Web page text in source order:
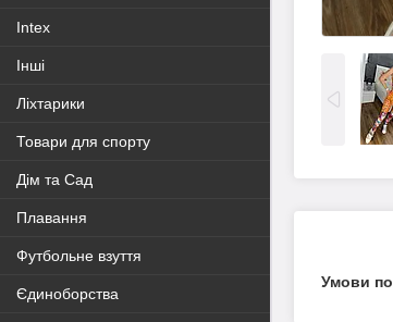
Intex
Інші
Ліхтарики
Товари для спорту
Дім та Сад
Плавання
Футбольне взуття
Єдиноборства